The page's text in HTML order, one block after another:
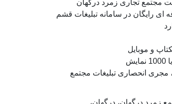
مجتمع تجاری زمرد درگهان
ای رایگان در سامانه تبلیغات قشم
و موبایل
، مجری انحصاری تبلیغات مجتمع